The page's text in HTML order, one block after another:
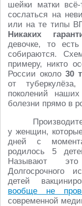
шейки матки
сослаться на
или на те типы
Никаких
девочке, то
собираются.
примеру, никто
России около 30
от
поколений
болезни прямо в
у женщин,
дней с момента
родилось 5
Называют
Долгосрочного
детей
вообще не
современной